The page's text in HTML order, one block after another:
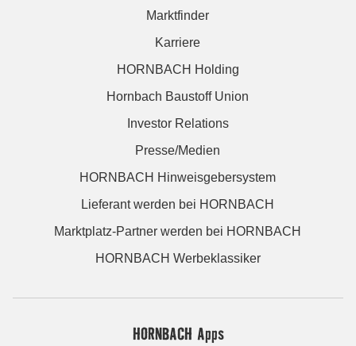
Marktfinder
Karriere
HORNBACH Holding
Hornbach Baustoff Union
Investor Relations
Presse/Medien
HORNBACH Hinweisgebersystem
Lieferant werden bei HORNBACH
Marktplatz-Partner werden bei HORNBACH
HORNBACH Werbeklassiker
HORNBACH Apps